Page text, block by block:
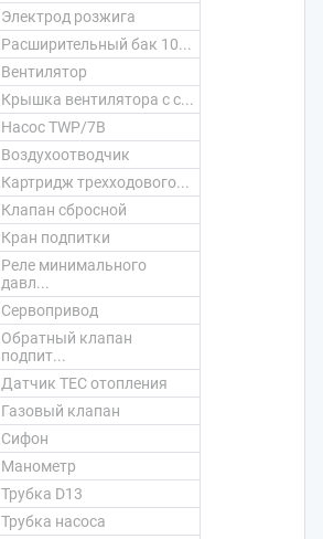
Электрод розжига
Расширительный бак 10...
Вентилятор
Крышка вентилятора с с...
Насос TWP/7B
Воздухоотводчик
Картридж трехходового...
Клапан сбросной
Кран подпитки
Реле минимального
давл...
Сервопривод
Обратный клапан
подпит...
Датчик ТЕС отопления
Газовый клапан
Сифон
Манометр
Трубка D13
Трубка насоса